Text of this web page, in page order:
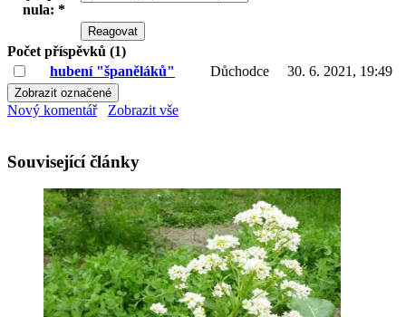
nula: *
Počet příspěvků (1)
hubení "španěláků"
Důchodce 30. 6. 2021, 19:49
Nový komentář Zobrazit vše
Související články